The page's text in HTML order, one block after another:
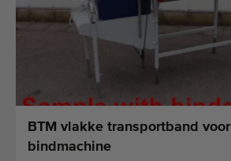
Laatst bekeken machines
Laatst toegevoegde machines
Merken
BTM vlakke transportband voor
bindmachine